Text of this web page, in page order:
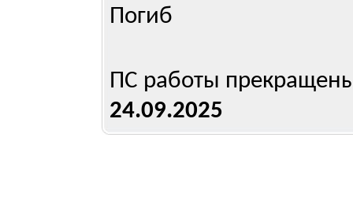
Погиб
ПС работы
24.09.2025